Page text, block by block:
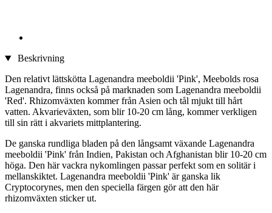
Beskrivning
Den relativt lättskötta Lagenandra meeboldii 'Pink', Meebolds rosa
Lagenandra, finns också på marknaden som Lagenandra meeboldii
'Red'. Rhizomväxten kommer från Asien och tål mjukt till hårt
vatten. Akvarieväxten, som blir 10-20 cm lång, kommer verkligen
till sin rätt i akvariets mittplantering.
De ganska rundliga bladen på den långsamt växande Lagenandra
meeboldii 'Pink' från Indien, Pakistan och Afghanistan blir 10-20 cm
höga. Den här vackra nykomlingen passar perfekt som en solitär i
mellanskiktet. Lagenandra meeboldii 'Pink' är ganska lik
Cryptocorynes, men den speciella färgen gör att den här
rhizomväxten sticker ut.